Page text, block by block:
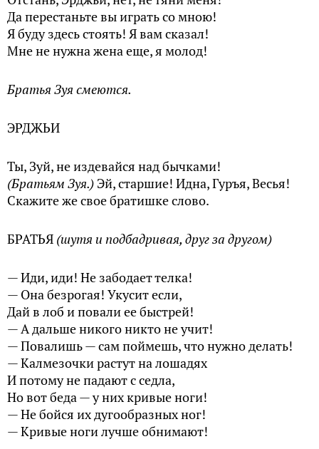
Да перестаньте вы играть со мною!
Я буду здесь стоять! Я вам сказал!
Мне не нужна жена еще, я молод!
Братья Зуя смеются.
ЭРДЖЬИ
Ты, Зуй, не издевайся над бычками!
(Братьям Зуя.) Эй, старшие! Идна, Гуръя, Весья!
Скажите же свое братишке слово.
БРАТЬЯ (шутя и подбадривая, друг за другом)
— Иди, иди! Не забодает телка!
— Она безрогая! Укусит если,
Дай в лоб и повали ее быстрей!
— А дальше никого никто не учит!
— Повалишь — сам поймешь, что нужно делать!
— Калмезочки растут на лошадях
И потому не падают с седла,
Но вот беда — у них кривые ноги!
— Не бойся их дугообразных ног!
— Кривые ноги лучше обнимают!